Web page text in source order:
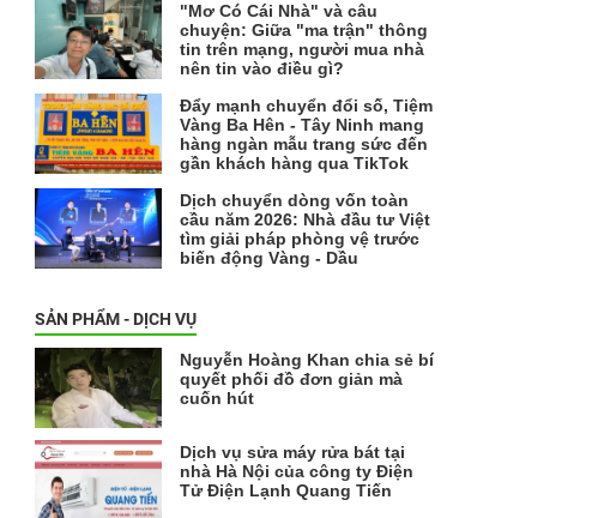
"Mơ Có Cái Nhà" và câu
chuyện: Giữa "ma trận" thông
tin trên mạng, người mua nhà
nên tin vào điều gì?
Đẩy mạnh chuyển đổi số, Tiệm
Vàng Ba Hên - Tây Ninh mang
hàng ngàn mẫu trang sức đến
gần khách hàng qua TikTok
Dịch chuyển dòng vốn toàn
cầu năm 2026: Nhà đầu tư Việt
tìm giải pháp phòng vệ trước
biến động Vàng - Dầu
SẢN PHẨM - DỊCH VỤ
Nguyễn Hoàng Khan chia sẻ bí
quyết phối đồ đơn giản mà
cuốn hút
Dịch vụ sửa máy rửa bát tại
nhà Hà Nội của công ty Điện
Tử Điện Lạnh Quang Tiến